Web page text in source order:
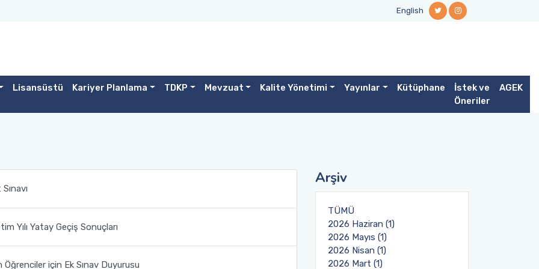
English
Lisansüstü Kariyer Planlama TDKP Mevzuat Kalite Yönetimi Yayınlar Kütüphane
İstek ve
Öneriler
AGEK
Yılı Yatay Geçiş Sonuçları
için Ek Sınav Duyurusu
Arşiv
TÜMÜ
2026 Haziran (1)
2026 Mayıs (1)
2026 Nisan (1)
2026 Mart (1)